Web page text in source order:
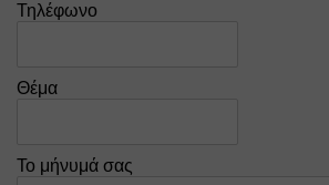
Τηλέφωνο
Θέμα
Το μήνυμά σας